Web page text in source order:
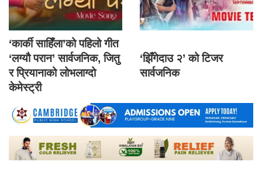
‘कार्की साहिँला’को पहिलो गीत
‘लग्यौ परान’ सार्वजनिक, जितु
र प्रियानाको लोभलाग्दो
केमेस्ट्री
‘झिँगेदाउ २’ को टिजर
सार्वजनिक